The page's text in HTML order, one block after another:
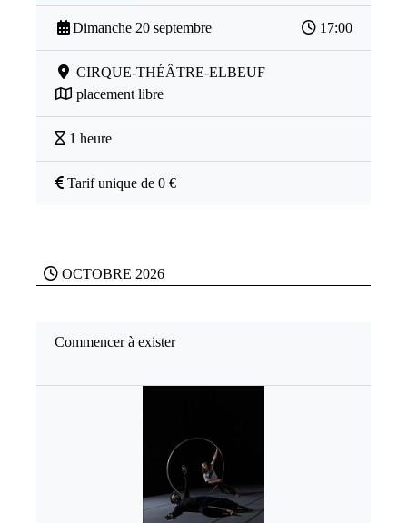
Dimanche 20 septembre 17:00
CIRQUE-THÉÂTRE-ELBEUF
placement libre
1 heure
Tarif unique de 0 €
OCTOBRE 2026
Commencer à exister